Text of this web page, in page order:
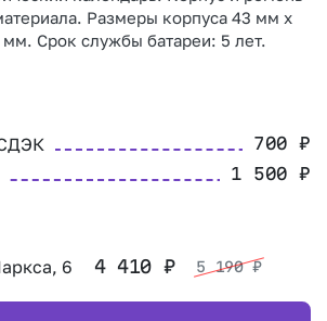
Размеры корпуса 43 мм x
Срок службы батареи: 5 лет.
700₽
1 500₽
6 4 410 ₽ 5 190₽